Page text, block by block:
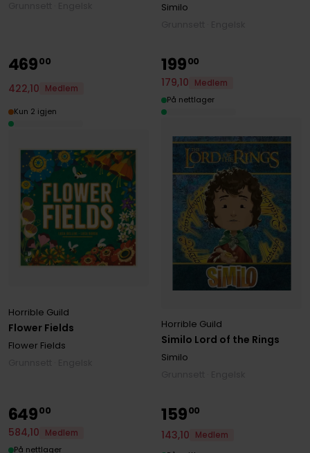
Similo
Flower Fields
Horrible Guild
Flower Fields
46900
422,10 Medlem
Kun 2 igjen
Similo Lord of the Rings
Horrible Guild
Similo
19900
179,10
Medlem
På nettlager
64900
584,10
Medlem
På nettlager
15900
143,10
Medlem